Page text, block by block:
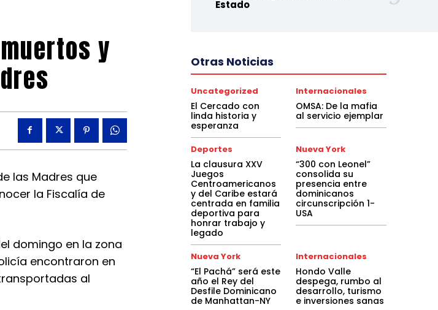
y
las Madres que
la Fiscalía de
domingo en la zona
encontraron en
al
Estado
Otras Noticias
Uncategorized
El Cercado con
linda historia y
esperanza
Internacionales
OMSA: De la mafia
al servicio ejemplar
Deportes
La clausura XXV
Juegos
Centroamericanos
y del Caribe estará
centrada en familia
deportiva para
honrar trabajo y
legado
Nueva York
“300 con Leonel”
consolida su
presencia entre
dominicanos
circunscripción 1-
USA
Nueva York
“El Pachá” será este
año el Rey del
Desfile Dominicano
de Manhattan-NY
Internacionales
Hondo Valle
despega, rumbo al
desarrollo, turismo
e inversiones sanas